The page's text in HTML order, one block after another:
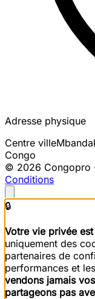
Adresse physique
Centre ville
Congo
© 2026 Congopro
Conditions
🔒
Votre vie privée
uniquement des
partenaires de
performances et
vendons jamais
partageons pas